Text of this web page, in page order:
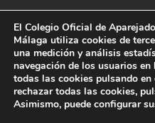
Paseo del
T. 952 225 180 · M.
El Colegio Oficial de
Málaga utiliza cookies de
una medición y análisis
navegación de los usuarios
todas las cookies pulsando en
rechazar todas las cookies,
Asimismo, puede configurar